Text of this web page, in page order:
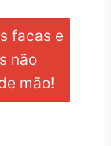
facas e
não
mão!